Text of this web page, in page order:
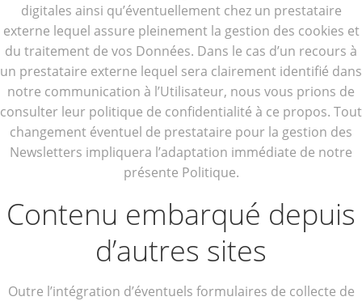
digitales ainsi qu’éventuellement chez un prestataire
externe lequel assure pleinement la gestion des cookies et
du traitement de vos Données. Dans le cas d’un recours à
un prestataire externe lequel sera clairement identifié dans
notre communication à l’Utilisateur, nous vous prions de
consulter leur politique de confidentialité à ce propos. Tout
changement éventuel de prestataire pour la gestion des
Newsletters impliquera l’adaptation immédiate de notre
présente Politique.
Contenu embarqué depuis
d’autres sites
Outre l’intégration d’éventuels formulaires de collecte de